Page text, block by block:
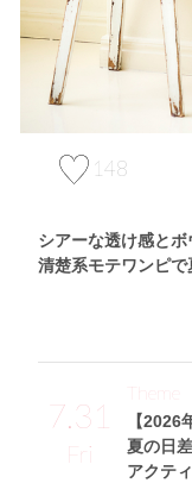
148
シアーな透け感と
清楚系モテワンピ
7.31
Fri
【2026
夏の日
アクテ
Theme